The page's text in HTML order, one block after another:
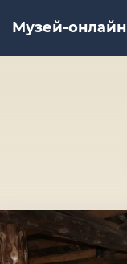
Музей-онлайн